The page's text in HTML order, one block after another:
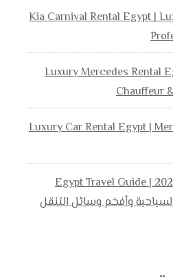
Kia Carnival Rental Egypt |
Luxury Mercedes Rental
Chauffeur
Luxury Car Rental Egypt |
دليل السفر إلى مصر 2026 | Egypt Travel Guide
السياحية وأفخم وسائل التنقل